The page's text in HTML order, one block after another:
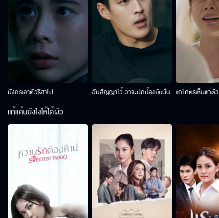
มังกรเอาตัวริสาไป ฉันสัญญาไว้ ว่าจะปกป้องยัยนั่น แกโคตรเห็นแก่ตั
แก้แค้นยังไงให้ได้ผัว